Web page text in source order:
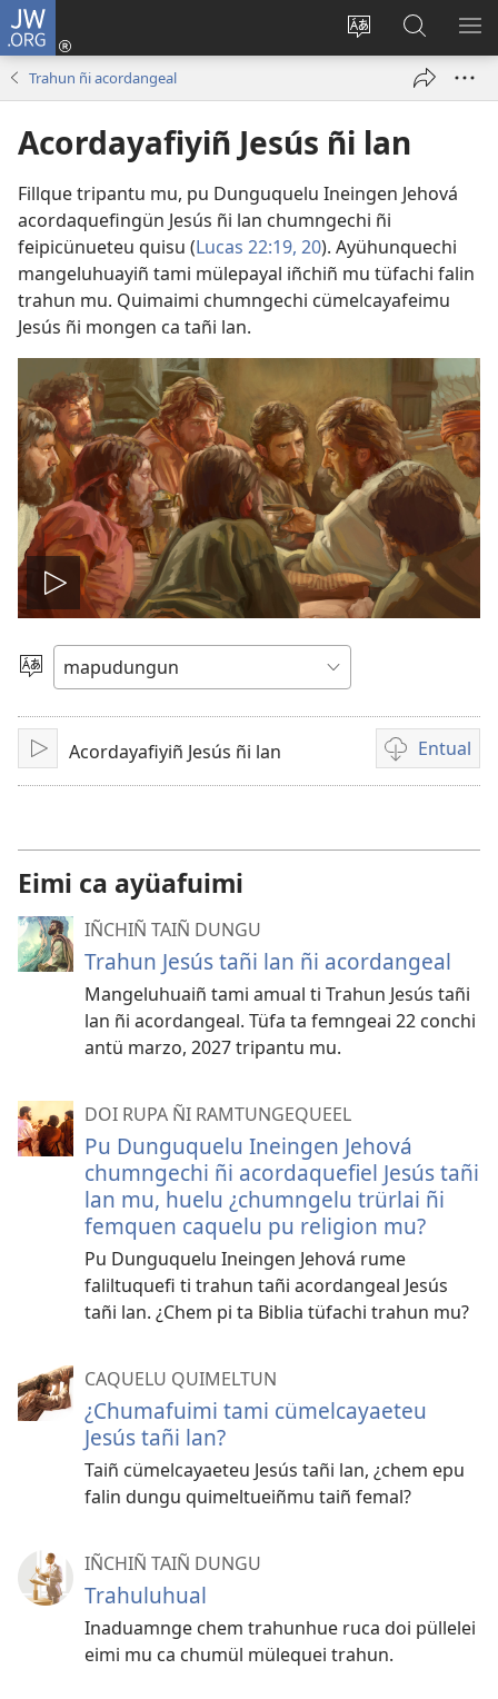
JW.ORG
Quintunge
quewun
Tami
conal
pestaña
Quintual
JW.ORG
Trahun ñi acordangeal
Acordayafiyiñ Jesús ñi lan
Fillque tripantu mu, pu Dunguquelu Ineingen Jehová
acordaquefingün Jesús ñi lan chumngechi ñi
feipicünueteu quisu (Lucas 22:19, 20). Ayühunquechi
mangeluhuayiñ tami mülepayal iñchiñ mu tüfachi falin
trahun mu. Quimaimi chumngechi cümelcayafeimu
Jesús ñi mongen ca tañi lan.
Amulcünungepe
ti
video
Dullial
quehun
Amulcünungeal
Acordayafiyiñ Jesús ñi lan Entual
Chumngechi
entual
Eimi ca ayüafuimi
IÑCHIÑ TAIÑ DUNGU
Trahun Jesús tañi lan ñi acordangeal
Mangeluhuaiñ tami amual ti Trahun Jesús tañi
lan ñi acordangeal. Tüfa ta femngeai 22 conchi
antü marzo, 2027 tripantu mu.
DOI RUPA ÑI RAMTUNGEQUEEL
Pu Dunguquelu Ineingen Jehová
chumngechi ñi acordaquefiel Jesús tañi
lan mu, huelu ¿chumngelu trürlai ñi
femquen caquelu pu religion mu?
Pu Dunguquelu Ineingen Jehová rume
faliltuquefi ti trahun tañi acordangeal Jesús
tañi lan. ¿Chem pi ta Biblia tüfachi trahun mu?
CAQUELU QUIMELTUN
¿Chumafuimi tami cümelcayaeteu
Jesús tañi lan?
Taiñ cümelcayaeteu Jesús tañi lan, ¿chem epu
falin dungu quimeltueiñmu taiñ femal?
IÑCHIÑ TAIÑ DUNGU
Trahuluhual
Inaduamnge chem trahunhue ruca doi püllelei
eimi mu ca chumül mülequei trahun.